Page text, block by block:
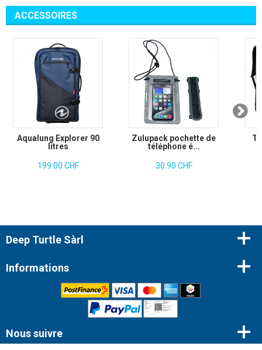
ACCESSOIRES
Aqualung Explorer 90
litres
199.00 CHF
Zulupack pochette de
téléphone é...
30.90 CHF
Deep Turtle Sàrl
Informations
Nous suivre